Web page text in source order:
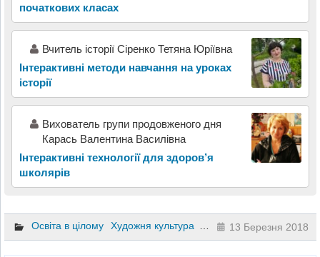
початкових класах
Вчитель історії Сіренко Тетяна Юріївна
Інтерактивні методи навчання на уроках
історії
Вихователь групи продовженого дня
Карась Валентина Василівна
Інтерактивні технології для здоров’я
школярів
Освіта в цілому Художня культура 10 клас 11 клас
13 Березня 2018